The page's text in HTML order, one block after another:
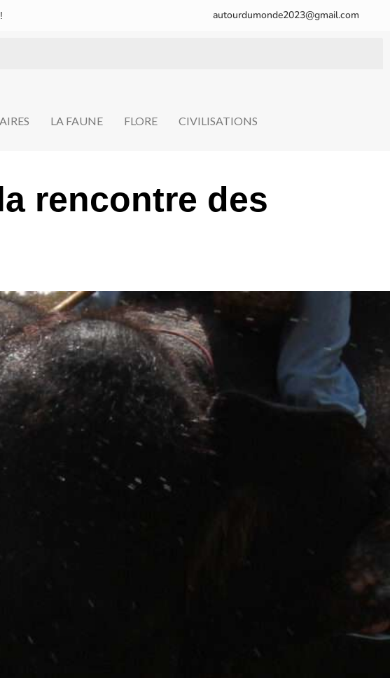
autourdumonde2023@gmail.com
LA FAUNE FLORE CIVILISATIONS
rencontre des